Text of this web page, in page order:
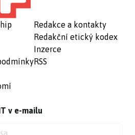
Redakce a kontakty
Redakční etický kodex
Inzerce
RSS
v e-mailu